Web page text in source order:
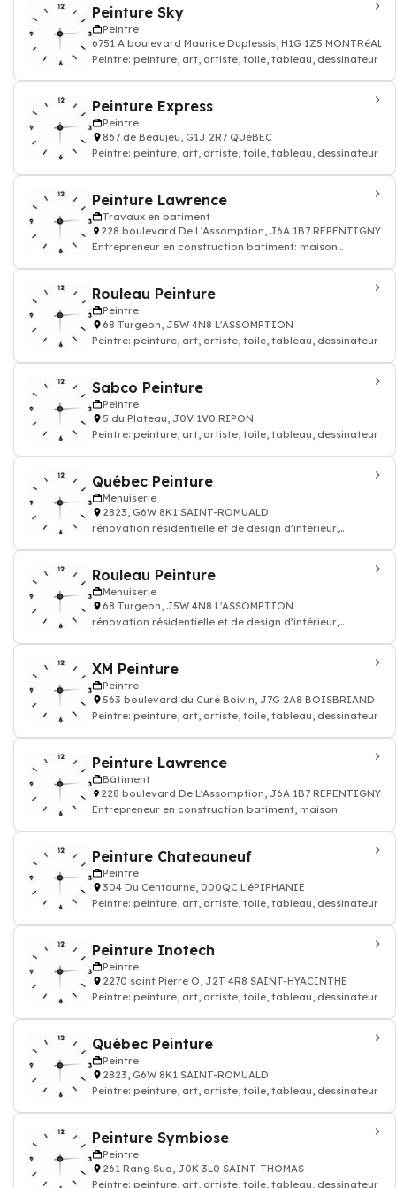
Peinture Sky
Peintre
6751 A boulevard Maurice Duplessis, H1G 1Z5 MONTRéAL-
Peintre: peinture, art, artiste, toile, tableau, dessinateur
Peinture Express
Peintre
867 de Beaujeu, G1J 2R7 QUéBEC
Peintre: peinture, art, artiste, toile, tableau, dessinateur
Peinture Lawrence
Travaux en batiment
228 boulevard De L'Assomption, J6A 1B7 REPENTIGNY
Entrepreneur en construction batiment: maison
Rouleau Peinture
Peintre
68 Turgeon, J5W 4N8 L'ASSOMPTION
Peintre: peinture, art, artiste, toile, tableau, dessinateur
Sabco Peinture
Peintre
5 du Plateau, J0V 1V0 RIPON
Peintre: peinture, art, artiste, toile, tableau, dessinateur
Québec Peinture
Menuiserie
2823, G6W 8K1 SAINT-ROMUALD
rénovation résidentielle et de design d’intérieur,
Rouleau Peinture
Menuiserie
68 Turgeon, J5W 4N8 L'ASSOMPTION
rénovation résidentielle et de design d’intérieur,
XM Peinture
Peintre
563 boulevard du Curé Boivin, J7G 2A8 BOISBRIAND
Peintre: peinture, art, artiste, toile, tableau, dessinateur
Peinture Lawrence
Bâtiment
228 boulevard De L'Assomption, J6A 1B7 REPENTIGNY
Entrepreneur en construction batiment, maison
Peinture Chateauneuf
Peintre
304 Du Centaurne, 000QC L'éPIPHANIE
Peintre: peinture, art, artiste, toile, tableau, dessinateur
Peinture Inotech
Peintre
2270 saint Pierre O, J2T 4R8 SAINT-HYACINTHE
Peintre: peinture, art, artiste, toile, tableau, dessinateur
Québec Peinture
Peintre
2823, G6W 8K1 SAINT-ROMUALD
Peintre: peinture, art, artiste, toile, tableau, dessinateur
Peinture Symbiose
Peintre
261 Rang Sud, J0K 3L0 SAINT-THOMAS
Peintre: peinture, art, artiste, toile, tableau, dessinateur